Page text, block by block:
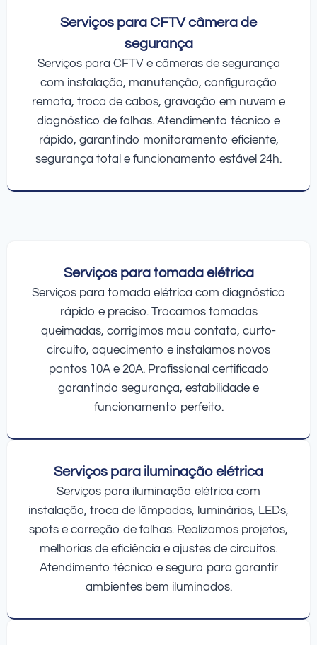
Serviços para CFTV câmera de
segurança
Serviços para CFTV e câmeras de segurança
com instalação, manutenção, configuração
remota, troca de cabos, gravação em nuvem e
diagnóstico de falhas. Atendimento técnico e
rápido, garantindo monitoramento eficiente,
segurança total e funcionamento estável 24h.
Serviços para tomada elétrica
Serviços para tomada elétrica com diagnóstico
rápido e preciso. Trocamos tomadas
queimadas, corrigimos mau contato, curto-
circuito, aquecimento e instalamos novos
pontos 10A e 20A. Profissional certificado
garantindo segurança, estabilidade e
funcionamento perfeito.
Serviços para iluminação elétrica
Serviços para iluminação elétrica com
instalação, troca de lâmpadas, luminárias, LEDs,
spots e correção de falhas. Realizamos projetos,
melhorias de eficiência e ajustes de circuitos.
Atendimento técnico e seguro para garantir
ambientes bem iluminados.